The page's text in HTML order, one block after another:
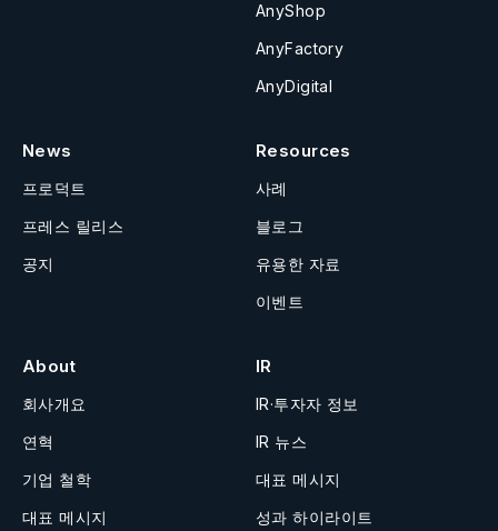
AnyShop
AnyFactory
AnyDigital
News
프로덕트
프레스 릴리스
공지
Resources
사례
블로그
유용한 자료
이벤트
About
회사개요
연혁
기업 철학
대표 메시지
IR
IR·투자자 정보
IR 뉴스
대표 메시지
성과 하이라이트